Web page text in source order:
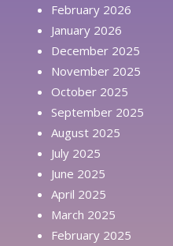
February 2026
January 2026
December 2025
November 2025
October 2025
September 2025
August 2025
July 2025
June 2025
April 2025
March 2025
February 2025